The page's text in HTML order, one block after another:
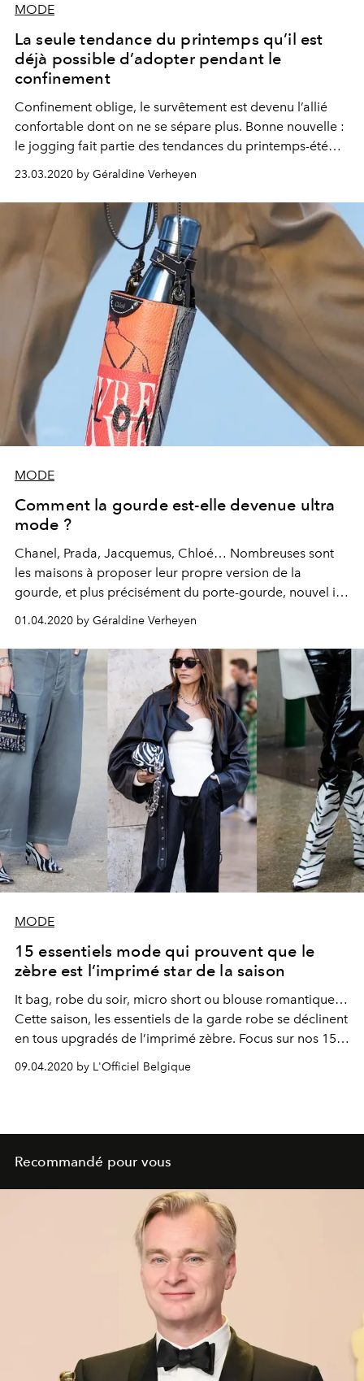
MODE
La seule tendance du printemps qu’il est
déjà possible d’adopter pendant le
confinement
Confinement oblige, le survêtement est devenu l’allié
confortable dont on ne se sépare plus. Bonne nouvelle :
le jogging fait partie des tendances du printemps-été
2020 que l’on peut désormais adopter sans faire
l’impasse sur le style. Florilège des meilleures
associations aperçues sur les modeuses les plus
pointues.
23.03.2020 by Géraldine Verheyen
MODE
Comment la gourde est-elle devenue ultra
mode ?
Chanel, Prada, Jacquemus, Chloé… Nombreuses sont
les maisons à proposer leur propre version de la
gourde, et plus précisément du porte-gourde, nouvel it
accessoire ulta mode. Focus.
01.04.2020 by Géraldine Verheyen
MODE
15 essentiels mode qui prouvent que le
zèbre est l’imprimé star de la saison
It bag, robe du soir, micro short ou blouse romantique…
Cette saison, les essentiels de la garde robe se déclinent
en tous upgradés de l’imprimé zèbre. Focus sur nos 15
pièces must-have.
09.04.2020 by L'Officiel Belgique
Recommandé pour vous